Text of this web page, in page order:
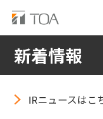
新着情報
IRニュースはこ